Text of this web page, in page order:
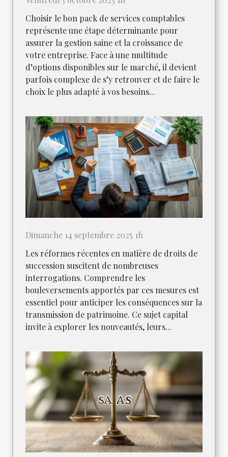
Choisir le bon pack de services comptables
représente une étape déterminante pour
assurer la gestion saine et la croissance de
votre entreprise. Face à une multitude
d’options disponibles sur le marché, il devient
parfois complexe de s’y retrouver et de faire le
choix le plus adapté à vos besoins...
Dimanche 14 septembre 2025 1h
Les réformes récentes en matière de droits de
succession suscitent de nombreuses
interrogations. Comprendre les
bouleversements apportés par ces mesures est
essentiel pour anticiper les conséquences sur la
transmission de patrimoine. Ce sujet capital
invite à explorer les nouveautés, leurs...